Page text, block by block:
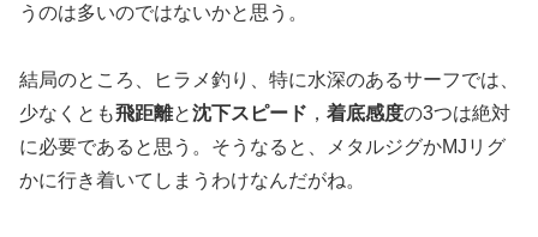
うのは多いのではないかと思う。
結局のところ、ヒラメ釣り、特に水深のあるサーフでは、
少なくとも飛距離と沈下スピード ， 着底感度の3つは絶対
に必要であると思う。そうなると、メタルジグかMJリグ
かに行き着いてしまうわけなんだがね。